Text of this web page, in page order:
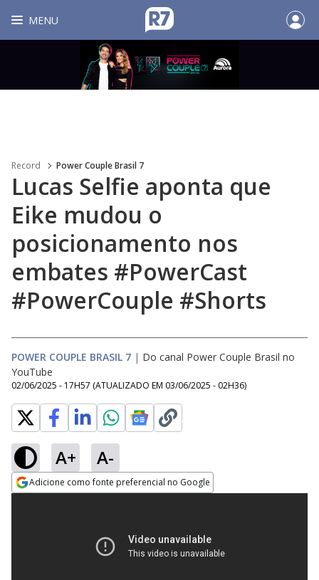
MENU
Record Power Couple Brasil 7
Lucas Selfie aponta que
Eike mudou o
posicionamento nos
embates #PowerCast
#PowerCouple #Shorts
POWER COUPLE BRASIL 7 | Do canal Power Couple Brasil no
YouTube
02/06/2025 - 17H57 (ATUALIZADO EM 03/06/2025 - 02H36)
A+ A-
Adicione como fonte preferencial no Google